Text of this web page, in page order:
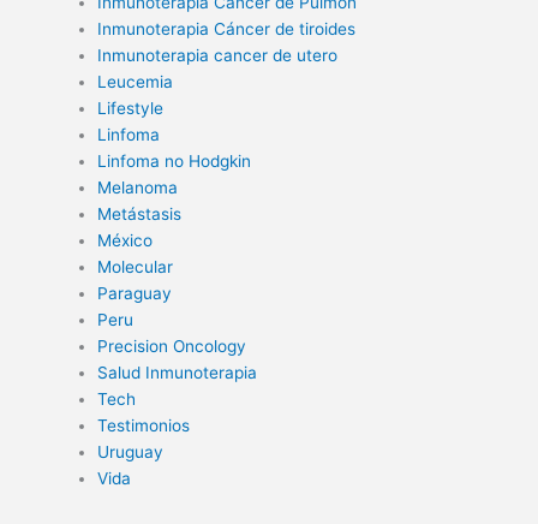
Inmunoterapia Cáncer de tiroides
Inmunoterapia cancer de utero
Leucemia
Lifestyle
Linfoma
Linfoma no Hodgkin
Melanoma
Metástasis
México
Molecular
Paraguay
Peru
Precision Oncology
Salud Inmunoterapia
Tech
Testimonios
Uruguay
Vida